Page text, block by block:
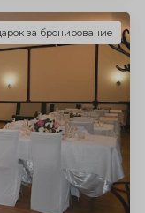
за бронирование